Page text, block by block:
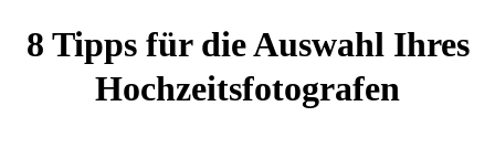
8 Tipps für die Auswahl Ihres
Hochzeitsfotografen